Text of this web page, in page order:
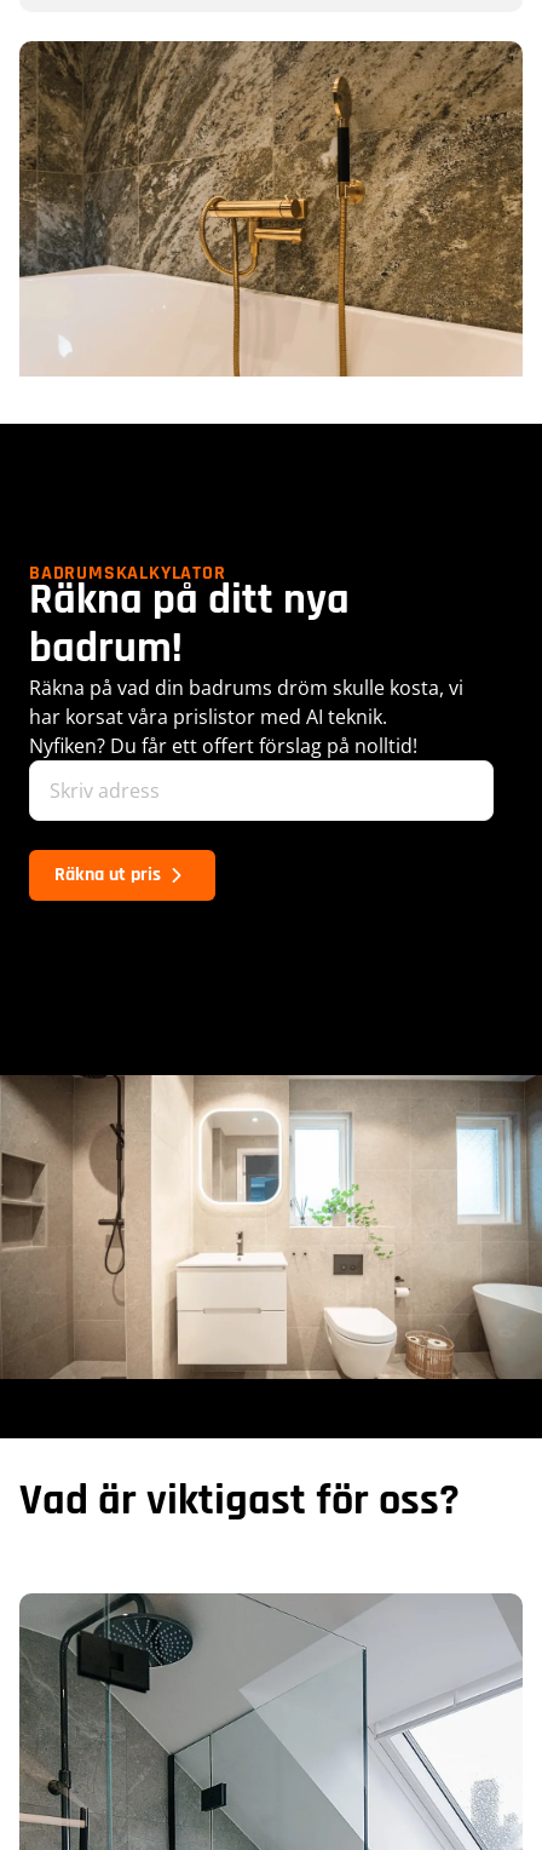
BADRUMSKALKYLATOR
Räkna på ditt nya
badrum!
Räkna på vad din badrums dröm skulle kosta, vi
har korsat våra prislistor med AI teknik.
Nyfiken? Du får ett offert förslag på nolltid!
Räkna ut pris
Vad är viktigast för oss?